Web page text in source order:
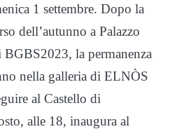
1 settembre. Dopo la
dell’autunno a Palazzo
la permanenza
nella galleria di ELNÒS
al Castello di
alle 18, inaugura al